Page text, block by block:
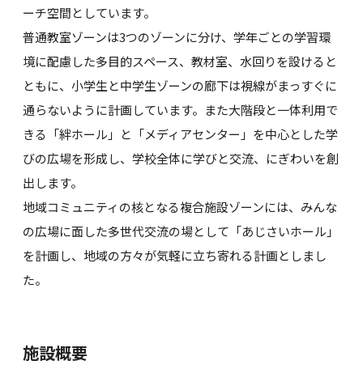
ーチ空間としています。
普通教室ゾーンは3つのゾーンに分け、学年ごとの学習環
境に配慮した多目的スペース、教材室、水回りを設けると
ともに、小学生と中学生ゾーンの廊下は視線がまっすぐに
通らないように計画しています。また大階段と一体利用で
きる「絆ホール」と「メディアセンター」を中心とした学
びの広場を形成し、学校全体に学びと交流、にぎわいを創
出します。
地域コミュニティの核となる複合施設ゾーンには、みんな
の広場に面した多世代交流の場として「あじさいホール」
を計画し、地域の方々が気軽に立ち寄れる計画としまし
た。
施設概要